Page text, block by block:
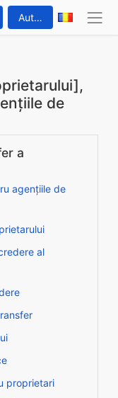
Autentificare
de
a
agențiile de
al
proprietari